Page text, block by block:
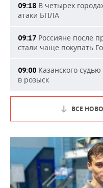
09:18 В четырех
атаки БПЛА
09:17 Россияне после
стали чаще покупать
09:00 Казанского
в розыск
ВСЕ